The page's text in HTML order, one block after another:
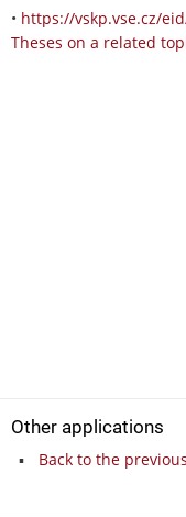
• https://vskp.vse.cz/
Theses on a related
Other applications
Back to the